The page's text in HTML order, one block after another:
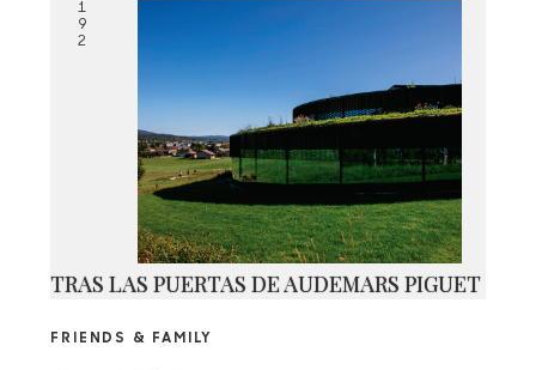
1
9
2
TRAS LAS PUERTAS DE AUDEMARS PIGUET
FRIENDS & FAMILY